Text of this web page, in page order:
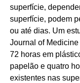
superfície,
superfície, podem
ou até dias. Um
Journal of
72 horas em
papelão e quatro
existentes nas